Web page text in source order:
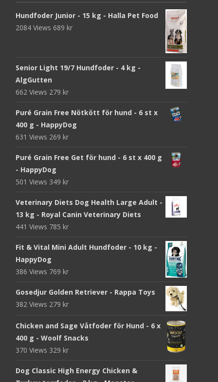
Hundfoder Junior - 15 kg - Halla Pet Food
2084 Views 689 kr
Senior Light 19/7 Hundfoder - 4 kg -
AlgGutten
662 Views 279 kr
Puré Grain Free Nötkött för hund - 6 st x
400 g - HappyDog
631 Views 269 kr
Puré Grain Free Get för hund - 6 st x 400 g
- HappyDog
501 Views 349 kr
Veterinary Diets Dog Health Large Adult -
13 kg - Royal Canin Veterinary Diets
441 Views 785 kr
Fit & Vital Mini Adult Hundfoder - 10 kg -
HappyDog
386 Views 769 kr
Gosedjur Golden Retriever - Rappa Toys
382 Views 279 kr
Chicken and Sage Våtfoder för Hund - 6 x
400 g - Woolf Snacks
370 Views 329 kr
Dog Classic High Energy Chicken &